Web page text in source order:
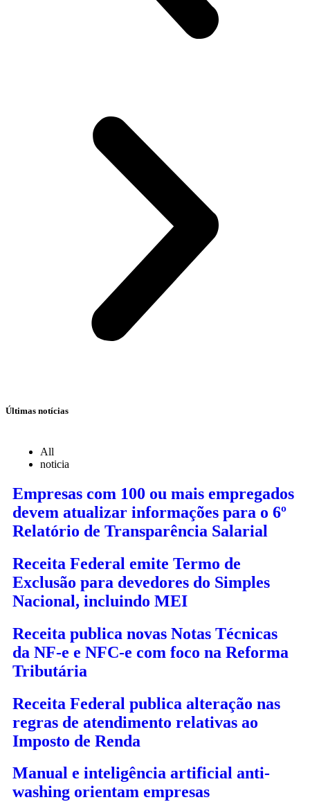
Últimas notícias
All
noticia
Empresas com 100 ou mais empregados
devem atualizar informações para o 6º
Relatório de Transparência Salarial
Receita Federal emite Termo de
Exclusão para devedores do Simples
Nacional, incluindo MEI
Receita publica novas Notas Técnicas
da NF-e e NFC-e com foco na Reforma
Tributária
Receita Federal publica alteração nas
regras de atendimento relativas ao
Imposto de Renda
Manual e inteligência artificial anti-
washing orientam empresas